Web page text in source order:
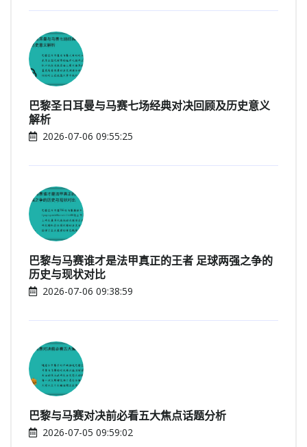
巴黎圣日耳曼与马赛七场经典对决回顾及历史意义
解析
2026-07-06 09:55:25
巴黎与马赛谁才是法甲真正的王者 足球两强之争的
历史与现状对比
2026-07-06 09:38:59
巴黎与马赛对决前必看五大焦点话题分析
2026-07-05 09:59:02